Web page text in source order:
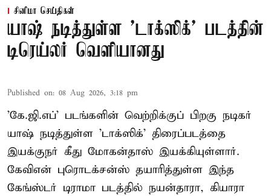
சினிமா செய்திகள்
யாஷ் நடித்துள்ள 'டாக்‌ஸிக்' படத்தின்
டிரெய்லர் வெளியானது
Published on: 08 Aug 2026, 3:18 pm
'கே.ஜி.எப்' படங்களின் வெற்றிக்குப் பிறகு நடிகர்
யாஷ் நடித்துள்ள 'டாக்ஸிக்' திரைப்படத்தை
இயக்குநர் கீது மோகன்தாஸ் இயக்கியுள்ளார்.
கேவிஎன் புரொடக்சன்ஸ் தயாரித்துள்ள இந்த
கேங்ஸ்டர் டிராமா படத்தில் நயன்தாரா, கியாரா